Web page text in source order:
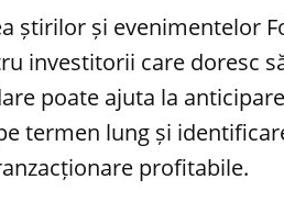
știrilor și evenimentelor
investitorii care doresc
poate ajuta la
termen lung și
profitabile.